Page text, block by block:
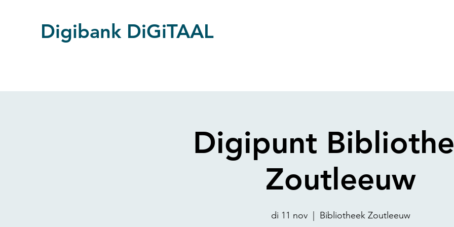
Digibank DiGiTAAL
Digipunt
Zoutleeuw
di 11 nov
  |
Bibliotheek Zoutleeuw